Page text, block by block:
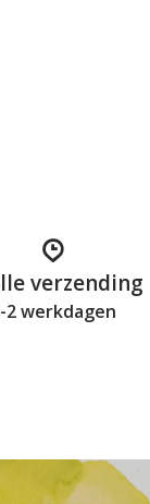
verzending
2 werkdagen